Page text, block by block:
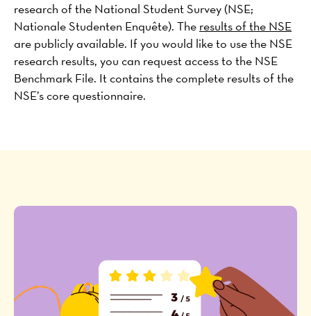
research of the National Student Survey (NSE;
Nationale Studenten Enquête). The results of the NSE
are publicly available. If you would like to use the NSE
research results, you can request access to the NSE
Benchmark File. It contains the complete results of the
NSE’s core questionnaire.